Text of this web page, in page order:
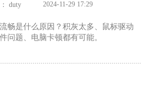
duty 2024-11-29 17:29
畅是什么原因？积灰太多、鼠标驱动
问题、电脑卡顿都有可能。